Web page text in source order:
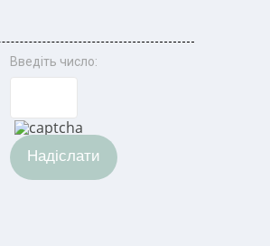
Введіть число:
Надіслати